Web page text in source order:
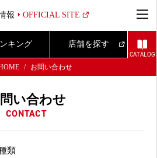
報 OFFICIAL SITE
キング 店舗を探す
CATALOG
お問い合わせ
い合わせ
CONTACT
類